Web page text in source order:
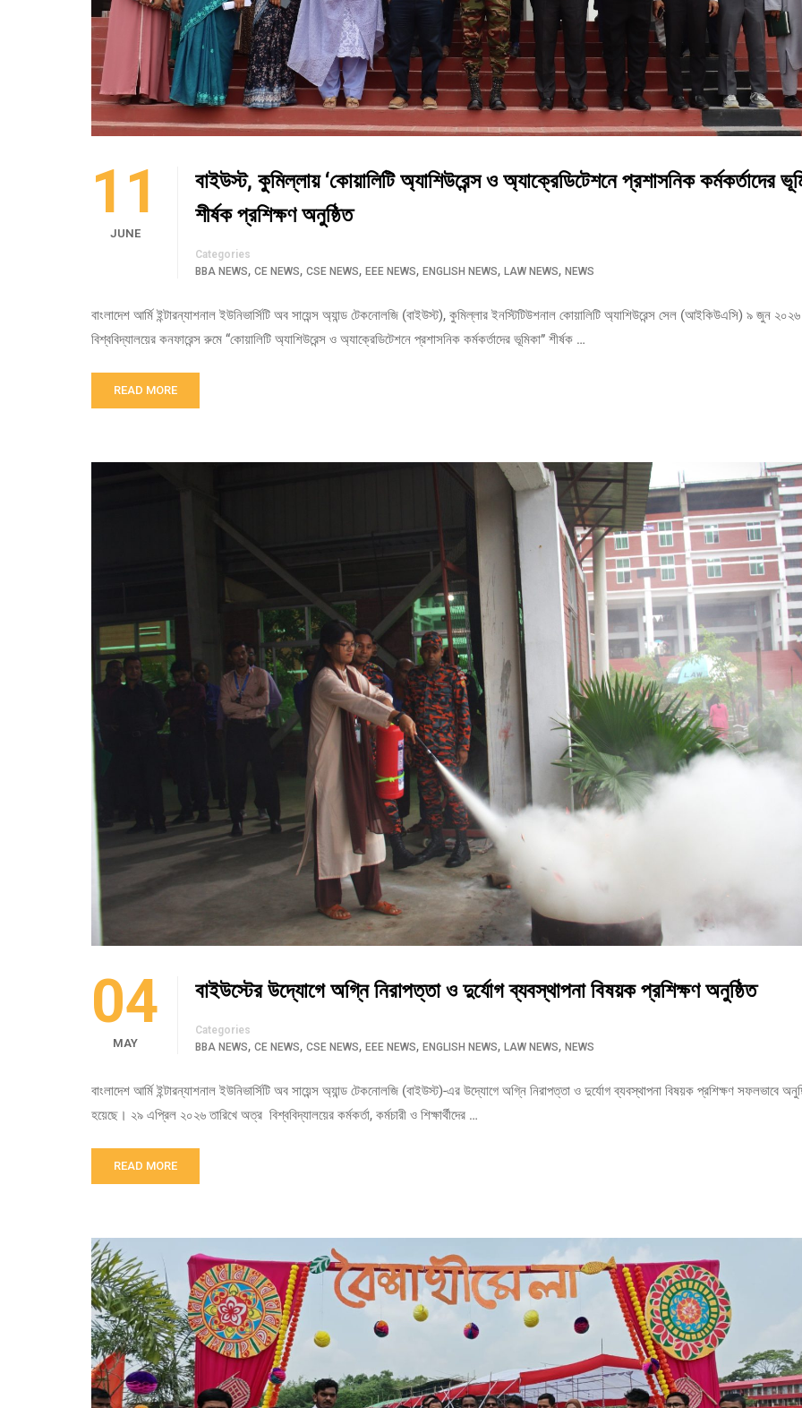
11
JUNE
বাইউস্ট, কুমিল্লায় ‘কোয়ালিটি অ্যাশিউরেন্স ও অ্যাক্রেডিটেশনে প্রশাসনিক কর্মকর্তাদের
শীর্ষক প্রশিক্ষণ অনুষ্ঠিত
Categories
BBA NEWS, CE NEWS, CSE NEWS, EEE NEWS, ENGLISH NEWS, LAW NEWS, NEWS
বাংলাদেশ আর্মি ইন্টারন্যাশনাল ইউনিভার্সিটি অব সায়েন্স অ্যান্ড টেকনোলজি (বাইউস্ট), কুমিল্লার ইনস্টিটিউশনাল কোয়ালিটি অ্যাশিউরেন্স সেল (আইকিউএসি) ৯ জুন ২০২৬
বিশ্ববিদ্যালয়ের কনফারেন্স রুমে “কোয়ালিটি অ্যাশিউরেন্স ও অ্যাক্রেডিটেশনে প্রশাসনিক কর্মকর্তাদের ভূমিকা” শীর্ষক …
READ MORE
04
MAY
বাইউস্টের উদ্যোগে অগ্নি নিরাপত্তা ও দুর্যোগ ব্যবস্থাপনা বিষয়ক প্রশিক্ষণ অনুষ্ঠিত
Categories
BBA NEWS, CE NEWS, CSE NEWS, EEE NEWS, ENGLISH NEWS, LAW NEWS, NEWS
বাংলাদেশ আর্মি ইন্টারন্যাশনাল ইউনিভার্সিটি অব সায়েন্স অ্যান্ড টেকনোলজি (বাইউস্ট)-এর উদ্যোগে অগ্নি নিরাপত্তা ও দুর্যোগ ব্যবস্থাপনা বিষয়ক প্রশিক্ষণ সফলভাবে
হয়েছে। ২৯ এপ্রিল ২০২৬ তারিখে অত্র বিশ্ববিদ্যালয়ের কর্মকর্তা, কর্মচারী ও শিক্ষার্থীদের …
READ MORE